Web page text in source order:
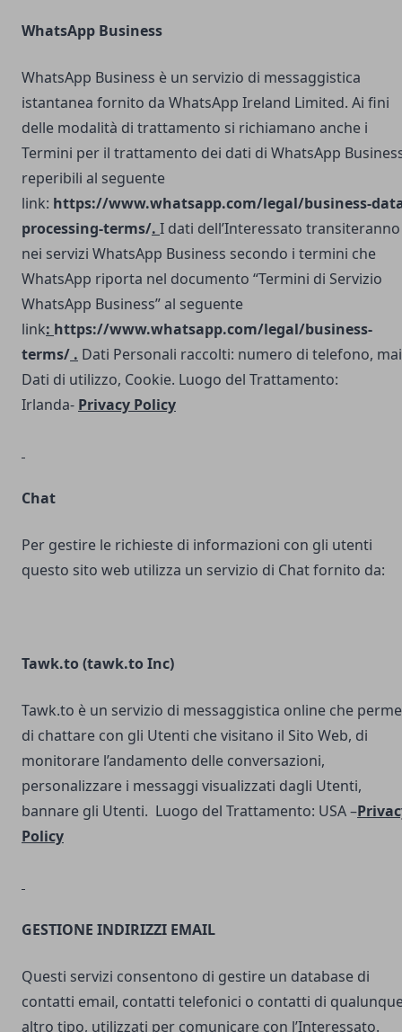
WhatsApp Business
WhatsApp Business è un servizio di messaggistica
istantanea fornito da WhatsApp Ireland Limited. Ai fini
delle modalità di trattamento si richiamano anche i
Termini per il trattamento dei dati di WhatsApp
reperibili al seguente
link: https://www.whatsapp.com/legal/business-
processing-terms/. I dati dell’Interessato transiteranno
nei servizi WhatsApp Business secondo i termini che
WhatsApp riporta nel documento “Termini di Servizio
WhatsApp Business” al seguente
link: https://www.whatsapp.com/legal/business-
terms/ . Dati Personali raccolti: numero di telefono,
Dati di utilizzo, Cookie. Luogo del Trattamento:
Irlanda- Privacy Policy
Chat
Per gestire le richieste di informazioni con gli utenti
questo sito web utilizza un servizio di Chat fornito da:
Tawk.to (tawk.to Inc)
Tawk.to è un servizio di messaggistica online che
di chattare con gli Utenti che visitano il Sito Web, di
monitorare l’andamento delle conversazioni,
personalizzare i messaggi visualizzati dagli Utenti,
bannare gli Utenti. Luogo del Trattamento: USA –
Policy
GESTIONE INDIRIZZI EMAIL
Questi servizi consentono di gestire un database di
contatti email, contatti telefonici o contatti di
altro tipo, utilizzati per comunicare con l’Interessato.